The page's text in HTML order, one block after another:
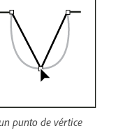
punto de vértice